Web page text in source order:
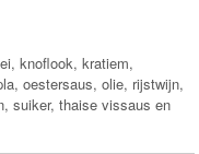
knoflook, kratiem,
oestersaus, olie, rijstwijn,
suiker, thaise vissaus en